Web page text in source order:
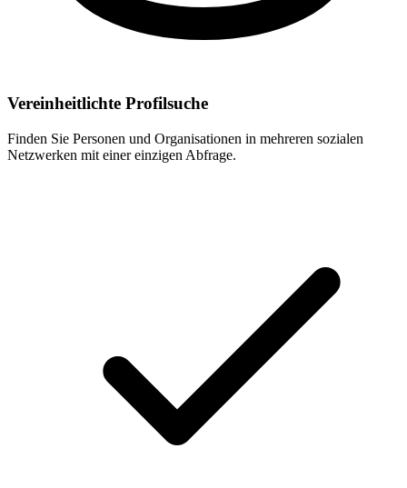
Vereinheitlichte Profilsuche
Finden Sie Personen und Organisationen in mehreren sozialen
Netzwerken mit einer einzigen Abfrage.